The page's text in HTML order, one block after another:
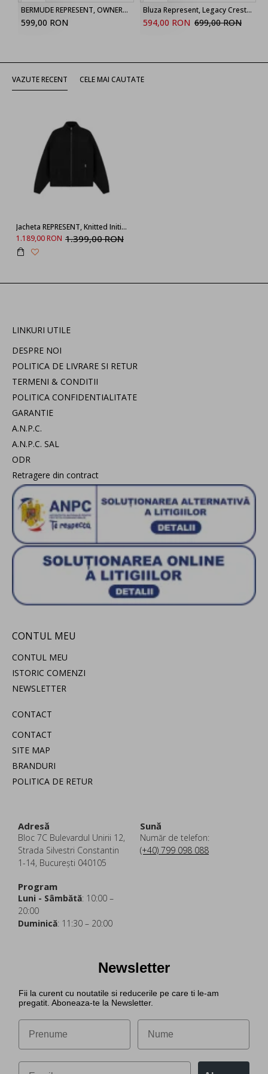
BERMUDE REPRESENT, OWNERS CLUB, Grey
599,00 RON
Bluza Represent, Legacy Crest Print, Negru
594,00 RON 699,00 RON
VAZUTE RECENT CELE MAI CAUTATE
Jacheta REPRESENT, Knitted Initial Track, Logo, Black
1.189,00 RON 1.399,00 RON
LINKURI UTILE
DESPRE NOI
POLITICA DE LIVRARE SI RETUR
TERMENI & CONDITII
POLITICA CONFIDENTIALITATE
GARANTIE
A.N.P.C.
A.N.P.C. SAL
ODR
Retragere din contract
CONTUL MEU
CONTUL MEU
ISTORIC COMENZI
NEWSLETTER
CONTACT
CONTACT
SITE MAP
BRANDURI
POLITICA DE RETUR
Adresă
Bloc 7C Bulevardul Unirii 12,
Strada Silvestri Constantin
1-14, București 040105
Sună
Număr de telefon:
(+40) 799 098 088
Program
Luni - Sâmbătă: 10:00 –
20:00
Duminică: 11:30 – 20:00
Newsletter
Fii la curent cu noutatile si reducerile pe care ti le-am
pregatit. Aboneaza-te la Newsletter.